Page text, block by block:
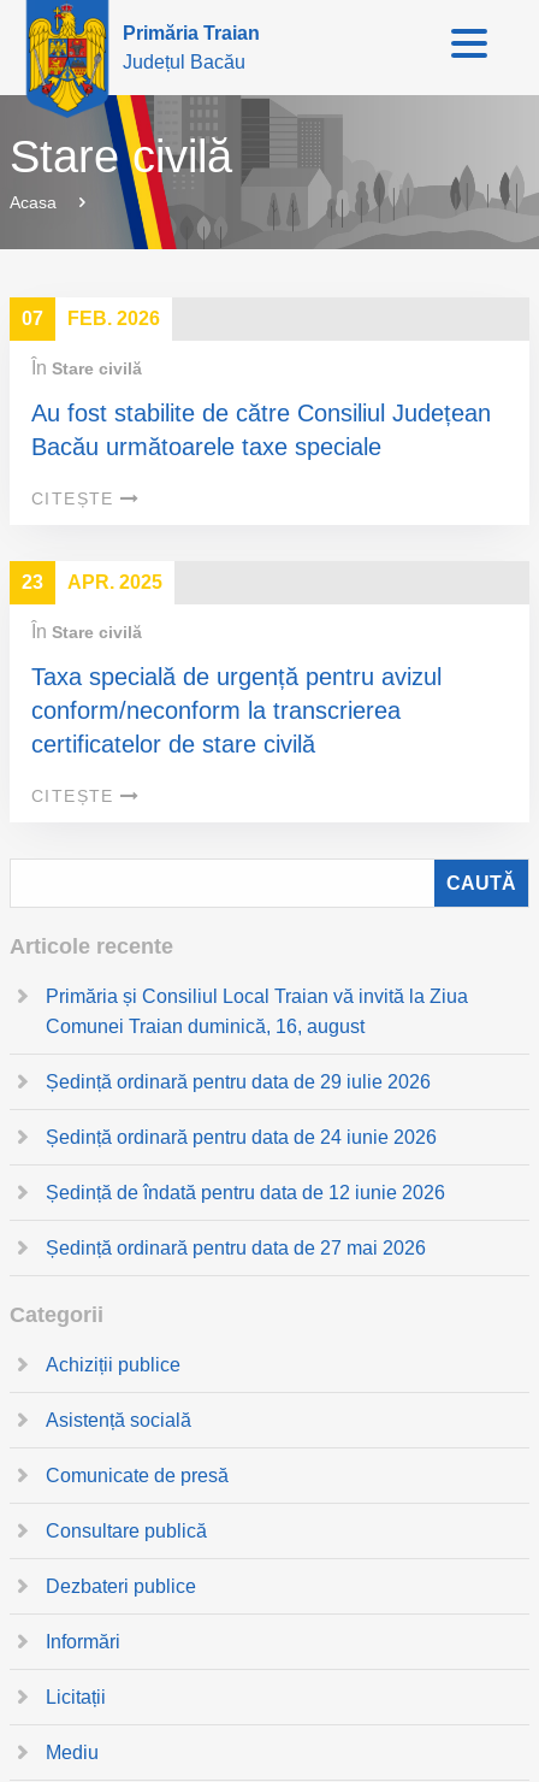
Primăria Traian
Județul Bacău
Stare civilă
Acasa
07 FEB. 2026
În Stare civilă
Au fost stabilite de către Consiliul Județean
Bacău următoarele taxe speciale
CITEȘTE
23 APR. 2025
În Stare civilă
Taxa specială de urgență pentru avizul
conform/neconform la transcrierea
certificatelor de stare civilă
CITEȘTE
Articole recente
Primăria și Consiliul Local Traian vă invită la Ziua
Comunei Traian duminică, 16, august
Ședință ordinară pentru data de 29 iulie 2026
Ședință ordinară pentru data de 24 iunie 2026
Ședință de îndată pentru data de 12 iunie 2026
Ședință ordinară pentru data de 27 mai 2026
Categorii
Achiziții publice
Asistență socială
Comunicate de presă
Consultare publică
Dezbateri publice
Informări
Licitații
Mediu